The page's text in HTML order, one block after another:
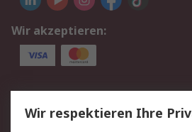
Wir akzeptieren:
Service
Value Added Services
Wir respektieren Ihre